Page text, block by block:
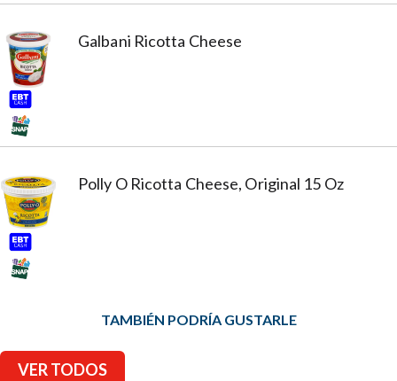
Galbani Ricotta Cheese
Polly O Ricotta Cheese, Original 15 Oz
TAMBIÉN PODRÍA GUSTARLE
VER TODOS